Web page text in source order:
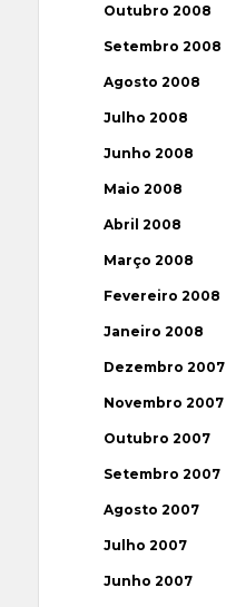
Outubro 2008
Setembro 2008
Agosto 2008
Julho 2008
Junho 2008
Maio 2008
Abril 2008
Março 2008
Fevereiro 2008
Janeiro 2008
Dezembro 2007
Novembro 2007
Outubro 2007
Setembro 2007
Agosto 2007
Julho 2007
Junho 2007